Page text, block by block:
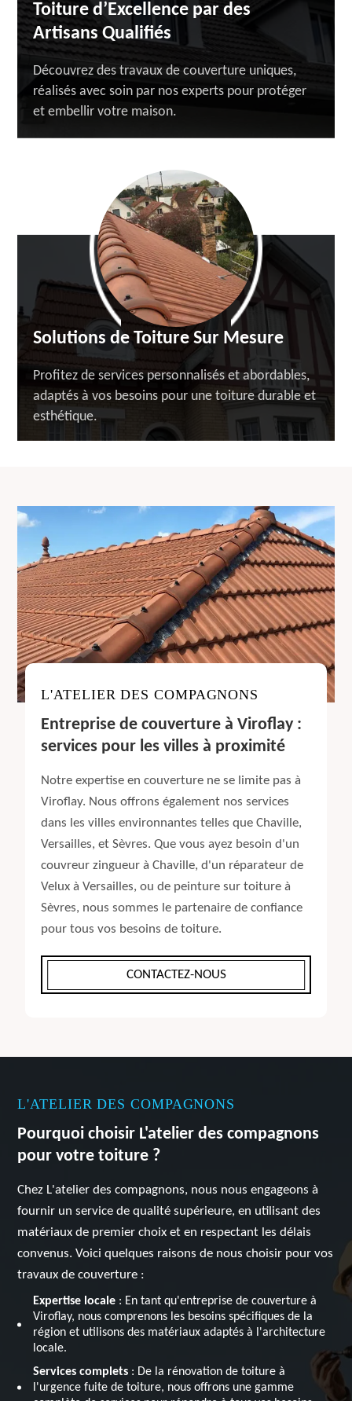
Toiture d’Excellence par des
Artisans Qualifiés
Découvrez des travaux de couverture uniques,
réalisés avec soin par nos experts pour protéger
et embellir votre maison.
Solutions de Toiture Sur Mesure
Profitez de services personnalisés et abordables,
adaptés à vos besoins pour une toiture durable et
esthétique.
L'ATELIER DES COMPAGNONS
Entreprise de couverture à Viroflay :
services pour les villes à proximité
Notre expertise en couverture ne se limite pas à
Viroflay. Nous offrons également nos services
dans les villes environnantes telles que Chaville,
Versailles, et Sèvres. Que vous ayez besoin d'un
couvreur zingueur à Chaville, d'un réparateur de
Velux à Versailles, ou de peinture sur toiture à
Sèvres, nous sommes le partenaire de confiance
pour tous vos besoins de toiture.
CONTACTEZ-NOUS
L'ATELIER DES COMPAGNONS
Pourquoi choisir L'atelier des compagnons
pour votre toiture ?
Chez L'atelier des compagnons, nous nous engageons à
fournir un service de qualité supérieure, en utilisant des
matériaux de premier choix et en respectant les délais
convenus. Voici quelques raisons de nous choisir pour vos
travaux de couverture :
Expertise locale : En tant qu'entreprise de couverture à
Viroflay, nous comprenons les besoins spécifiques de la
région et utilisons des matériaux adaptés à l'architecture
locale.
Services complets : De la rénovation de toiture à
l'urgence fuite de toiture, nous offrons une gamme